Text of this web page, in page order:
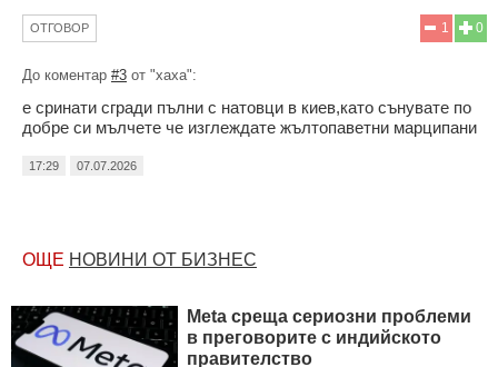
0
1
ОТГОВОР
До коментар #3 от "хаха":
е сринати сгради пълни с натовци в киев,като сънувате по
добре си мълчете че изглеждате жълтопаветни марципани
17:29 07.07.2026
ОЩЕ НОВИНИ ОТ БИЗНЕС
Meta среща сериозни проблеми
в преговорите с индийското
правителство